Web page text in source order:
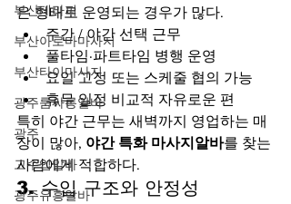
부산테라피
부산아로마마사지
부산타이마사지
광주룸싸롱알바
광주
고수입알바
광주유흥알바
은 형태로 운영되는 경우가 많다.
주간 / 야간 선택 근무
풀타임·파트타임 병행 운영
요일 고정 또는 스케줄 협의 가능
휴무 일정 비교적 자유로운 편
특히 야간 근무는 새벽까지 영업하는 매
장이 많아, 야간 특화 마사지알바를 찾는
사람에게 적합하다.
3. 수입 구조와 안정성